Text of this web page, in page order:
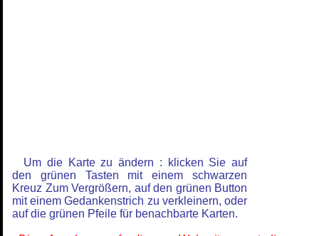
Um die Karte zu ändern : klicken Sie auf
den grünen Tasten mit einem schwarzen
Kreuz Zum Vergrößern, auf den grünen Button
mit einem Gedankenstrich zu verkleinern, oder
auf die grünen Pfeile für benachbarte Karten.